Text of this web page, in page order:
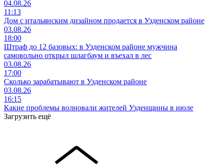
04.08.26
11:13
Дом с итальянским дизайном продается в Узденском районе
03.08.26
18:00
Штраф до 12 базовых: в Узденском районе мужчина
самовольно открыл шлагбаум и въехал в лес
03.08.26
17:00
Сколько зарабатывают в Узденском районе
03.08.26
16:15
Какие проблемы волновали жителей Узденщины в июле
Загрузить ещё